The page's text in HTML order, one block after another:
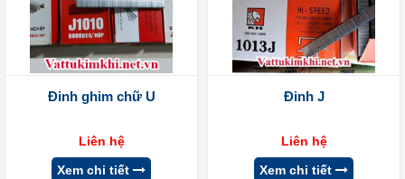
Đinh ghim chữ U
Liên hệ
Xem chi tiết
Đinh J
Liên hệ
Xem chi tiết